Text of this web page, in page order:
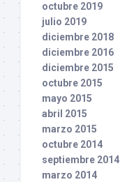
octubre 2019
julio 2019
diciembre 2018
diciembre 2016
diciembre 2015
octubre 2015
mayo 2015
abril 2015
marzo 2015
octubre 2014
septiembre 2014
marzo 2014